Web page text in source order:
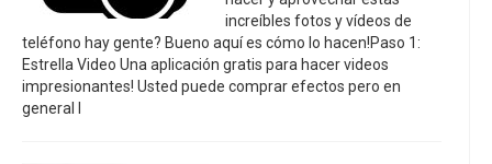
increíbles fotos y vídeos de
teléfono hay gente? Bueno aquí es cómo lo hacen!Paso 1:
Estrella Video Una aplicación gratis para hacer videos
impresionantes! Usted puede comprar efectos pero en
general l